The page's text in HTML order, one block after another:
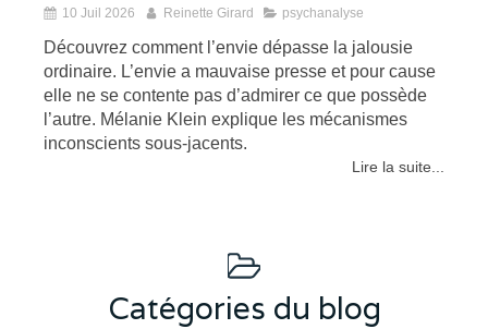
10 Juil 2026 Reinette Girard psychanalyse
Découvrez comment l’envie dépasse la jalousie
ordinaire. L’envie a mauvaise presse et pour cause
elle ne se contente pas d’admirer ce que possède
l’autre. Mélanie Klein explique les mécanismes
inconscients sous-jacents.
Lire la suite...
Catégories du blog